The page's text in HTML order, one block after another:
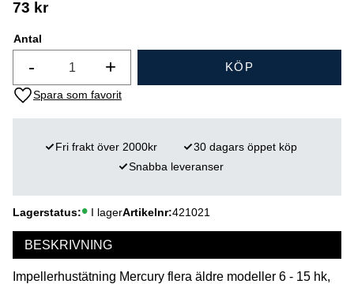
73 kr
Antal
+
- KÖP
Lägg till i favoriter
Lagerstatus I lagerArtikelnr 421021
Fri frakt över 2000kr
30 dagars öppet köp
Snabba leveranser
BESKRIVNING
Impellerhustätning Mercury flera äldre modeller 6 - 15 hk,